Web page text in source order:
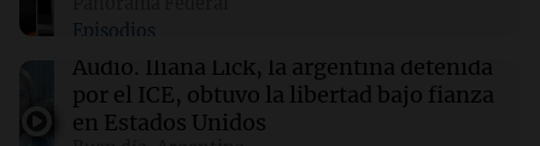
medio de crisis de defensas antiaéreas
06:25 Sociedad
Alerta por frío extremo, viento y Zonda: qué
Episodios
Audio. Iliana Lick, la argentina detenida
por el ICE, obtuvo la libertad bajo fianza
en Estados Unidos